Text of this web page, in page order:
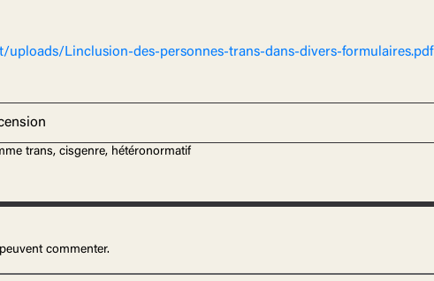
Linclusion-des-personnes-trans-dans-divers-formulaires.pdf
trans, cisgenre, hétéronormatif
commenter.